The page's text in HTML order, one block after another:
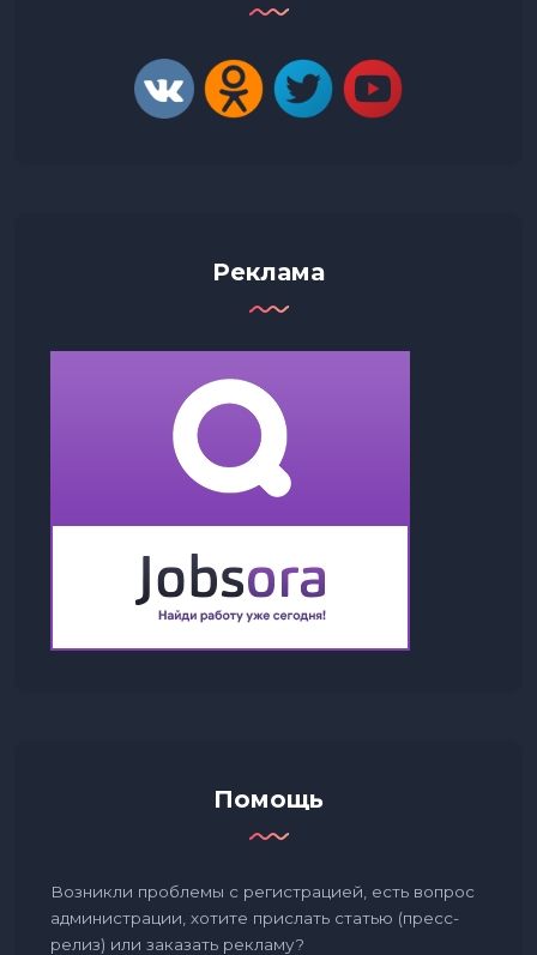
Реклама
Помощь
Возникли проблемы с регистрацией, есть вопрос
администрации, хотите прислать статью (пресс-
релиз) или заказать рекламу?